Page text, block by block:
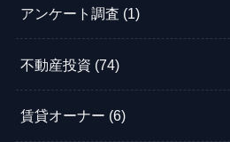
アンケート調査 (1)
不動産投資 (74)
賃貸オーナー (6)